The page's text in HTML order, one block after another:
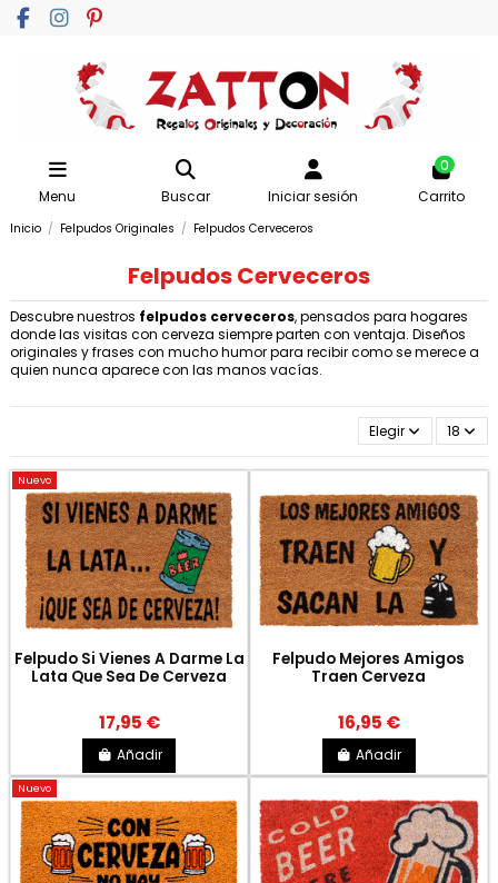
Menu Buscar Iniciar sesión
0
Carrito
Inicio Felpudos Originales Felpudos Cerveceros
Felpudos Cerveceros
Descubre nuestros felpudos cerveceros, pensados para hogares
donde las visitas con cerveza siempre parten con ventaja. Diseños
originales y frases con mucho humor para recibir como se merece a
quien nunca aparece con las manos vacías.
Elegir 18
Nuevo
Felpudo Si Vienes A Darme La
Lata Que Sea De Cerveza
17,95 €
Añadir
Felpudo Mejores Amigos
Traen Cerveza
16,95 €
Añadir
Nuevo